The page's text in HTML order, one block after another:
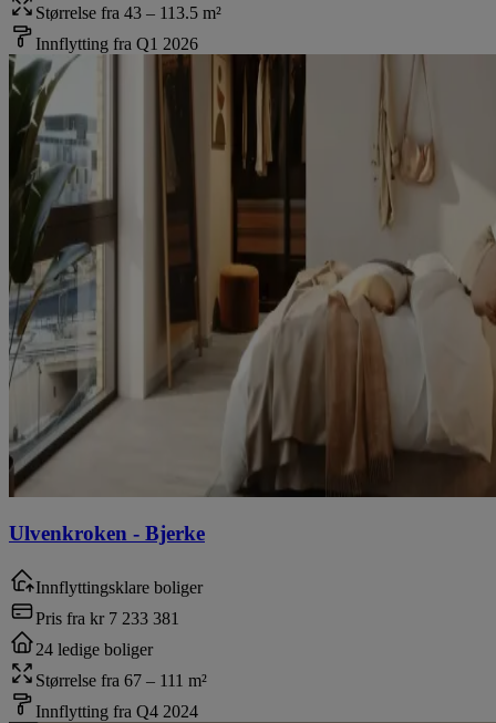
Størrelse fra 43 – 113.5 m²
Innflytting fra Q1 2026
Ulvenkroken - Bjerke
Innflyttingsklare boliger
Pris fra kr 7 233 381
24 ledige boliger
Størrelse fra 67 – 111 m²
Innflytting fra Q4 2024